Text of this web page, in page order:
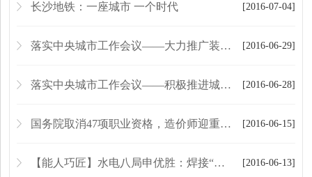
[2016-07-04]
长沙地铁：一座城市 一个时代
[2016-06-29]
落实中央城市工作会议——大力推广装配式建筑
[2016-06-28]
落实中央城市工作会议——积极推进城市地下综合管廊建设
[2016-06-15]
国务院取消47项职业资格，造价师迎重大利好！
[2016-06-13]
【能人巧匠】水电八局申优胜：焊接“快枪手”